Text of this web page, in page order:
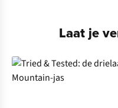
Laat je